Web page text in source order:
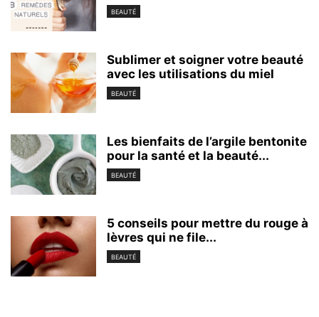
BEAUTÉ
Sublimer et soigner votre beauté
avec les utilisations du miel
BEAUTÉ
Les bienfaits de l’argile bentonite
pour la santé et la beauté...
BEAUTÉ
5 conseils pour mettre du rouge à
lèvres qui ne file...
BEAUTÉ